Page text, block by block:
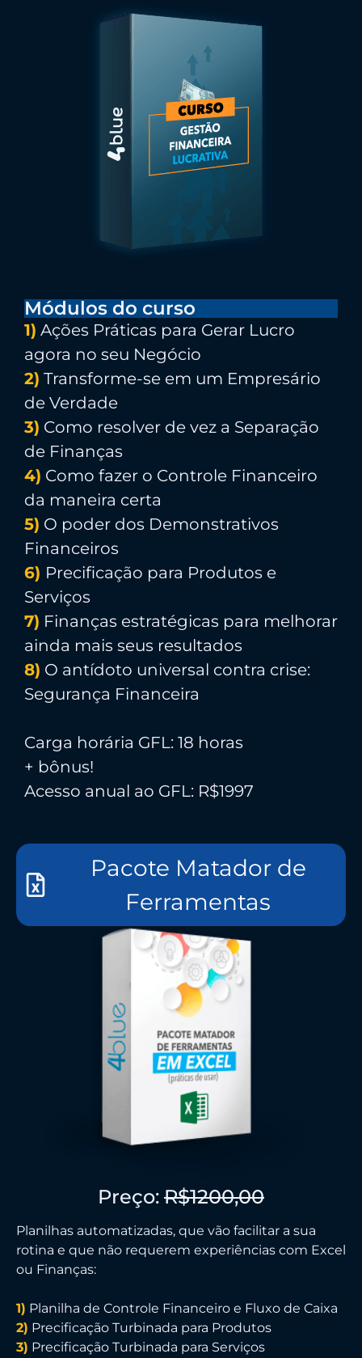
Módulos do curso
1) Ações Práticas para Gerar Lucro
agora no seu Negócio
2) Transforme-se em um Empresário
de Verdade
3) Como resolver de vez a Separação
de Finanças
4) Como fazer o Controle Financeiro
da maneira certa
5) O poder dos Demonstrativos
Financeiros
6) Precificação para Produtos e
Serviços
7) Finanças estratégicas para melhorar
ainda mais seus resultados
8) O antídoto universal contra crise:
Segurança Financeira
Carga horária GFL: 18 horas
+ bônus!
Acesso anual ao GFL: R$1997
Pacote Matador de
Ferramentas
Preço: R$1200,00
Planilhas automatizadas, que vão facilitar a sua
rotina e que não requerem experiências com Excel
ou Finanças:
1) Planilha de Controle Financeiro e Fluxo de Caixa
2) Precificação Turbinada para Produtos
3) Precificação Turbinada para Serviços